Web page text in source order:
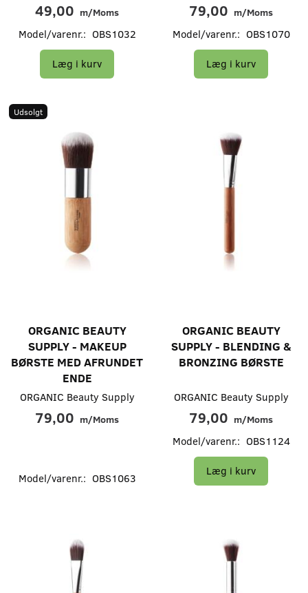
49,00 m/Moms
Model/varenr.: OBS1032
Læg i kurv
79,00 m/Moms
Model/varenr.: OBS1070
Læg i kurv
Udsolgt
ORGANIC BEAUTY
SUPPLY - MAKEUP
BØRSTE MED AFRUNDET
ENDE
ORGANIC Beauty Supply
79,00 m/Moms
Model/varenr.: OBS1063
ORGANIC BEAUTY
SUPPLY - BLENDING &
BRONZING BØRSTE
ORGANIC Beauty Supply
79,00 m/Moms
Model/varenr.: OBS1124
Læg i kurv